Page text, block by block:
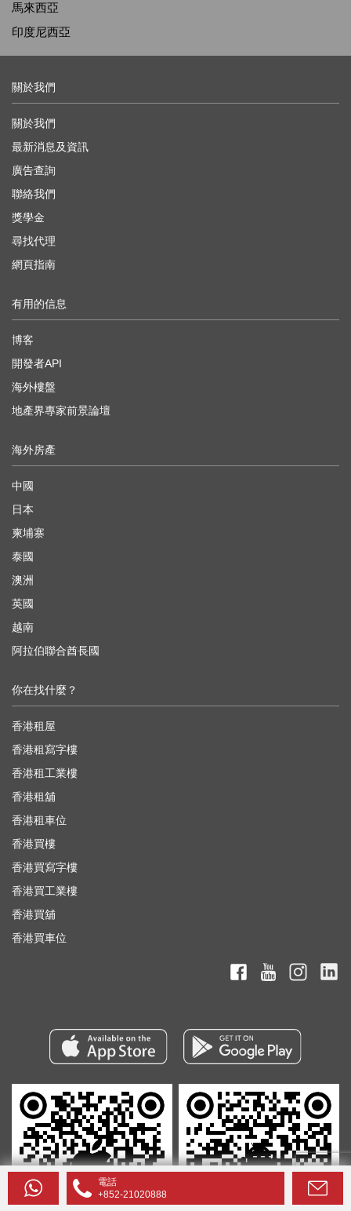
電話
+852-21020888
馬來西亞
印度尼西亞
關於我們
關於我們
最新消息及資訊
廣告查詢
聯絡我們
獎學金
尋找代理
網頁指南
有用的信息
博客
開發者API
海外樓盤
地產界專家前景論壇
海外房產
中國
日本
柬埔寨
泰國
澳洲
英國
越南
阿拉伯聯合酋長國
你在找什麼？
香港租屋
香港租寫字樓
香港租工業樓
香港租舖
香港租車位
香港買樓
香港買寫字樓
香港買工業樓
香港買舖
香港買車位